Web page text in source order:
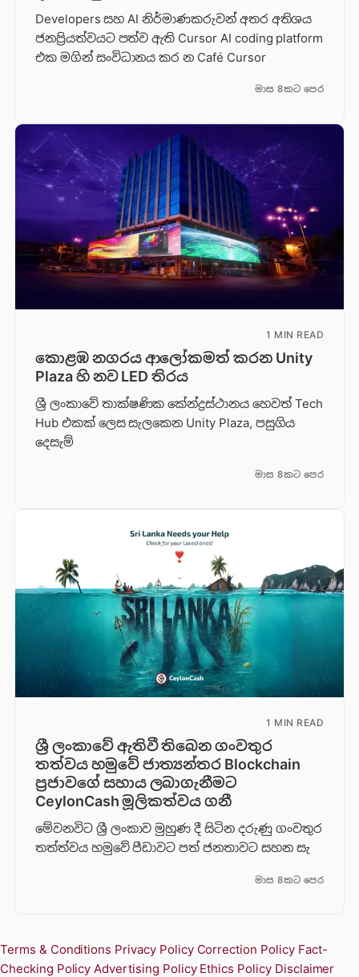
Developers සහ AI නිර්මාණකරුවන් අතර අතිශය
ජනප්‍රියත්වයට පත්ව ඇති Cursor AI coding platform
එක මගින් සංවිධානය කර න Café Cursor
මාස 8කට පෙර
1 MIN READ
කොළඹ නගරය ආලෝකමත් කරන Unity
Plaza හි නව LED තිරය
ශ්‍රී ලංකාවේ තාක්ෂණික කේන්ද්‍රස්ථානය හෙවත් Tech
Hub එකක් ලෙස සැලකෙන Unity Plaza, පසුගිය
දෙසැම්
මාස 8කට පෙර
1 MIN READ
ශ්‍රී ලංකාවේ ඇතිවී තිබෙන ගංවතුර
තත්වය හමුවේ ජාත්‍යන්තර Blockchain
ප්‍රජාවගේ සහාය ලබාගැනීමට
CeylonCash මූලිකත්වය ග​නී
මේවනවිට ශ්‍රී ලංකාව මුහුණ දී සිටින දරුණු ගංවතුර
තත්ත්වය හමුවේ පීඩාවට පත් ජනතාවට සහන සැ
මාස 8කට පෙර
Terms & Conditions Privacy Policy Correction Policy Fact-
Checking Policy Advertising Policy Ethics Policy Disclaimer